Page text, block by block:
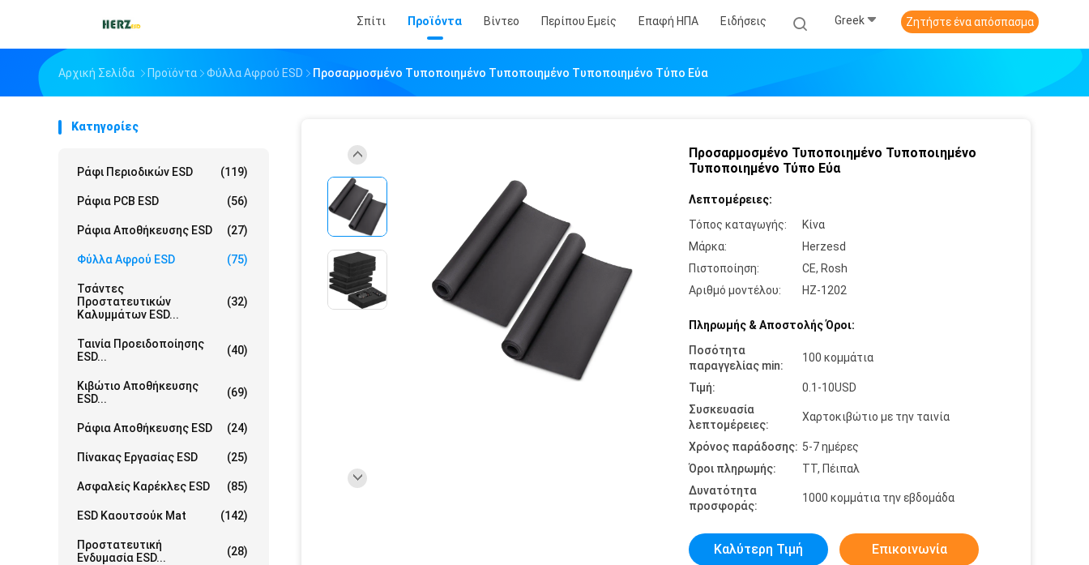
Σπίτι Προϊόντα Βίντεο Περίπου Εμείς Επαφή ΗΠΑ Ειδήσεις Greek Ζητήστε ένα απόσπασμα
Αρχική Σελίδα Προϊόντα Φύλλα Αφρού ESD Προσαρμοσμένο Τυποποιημένο Τυποποιημένο Τυποποιημένο Τύπο Εύα
Κατηγορίες
Ράφι Περιοδικών ESD (119)
Ράφια PCB ESD (56)
Ράφια Αποθήκευσης ESD (27)
Φύλλα Αφρού ESD (75)
Τσάντες
Προστατευτικών
Καλυμμάτων ESD...
(32)
Ταινία Προειδοποίησης
ESD...
(40)
Κιβώτιο Αποθήκευσης
ESD...
(69)
Ράφια Αποθήκευσης ESD (24)
Πίνακας Εργασίας ESD (25)
Ασφαλείς Καρέκλες ESD (85)
ESD Καουτσούκ Mat (142)
Προστατευτική
Ενδυμασία ESD...
(28)
Προσαρμοσμένο Τυποποιημένο Τυποποιημένο
Τυποποιημένο Τύπο Εύα
Λεπτομέρειες:
Τόπος καταγωγής:
Κίνα
Μάρκα:
Herzesd
Πιστοποίηση:
CE, Rosh
Αριθμό μοντέλου:
HZ-1202
Πληρωμής & Αποστολής Όροι:
Ποσότητα
παραγγελίας min:
100 κομμάτια
Τιμή:
0.1-10USD
Συσκευασία
λεπτομέρειες:
Χαρτοκιβώτιο με την ταινία
Χρόνος παράδοσης: 5-7 ημέρες
Όροι πληρωμής:
ΤΤ, Πέιπαλ
Δυνατότητα
προσφοράς:
1000 κομμάτια την εβδομάδα
Καλύτερη Τιμή Επικοινωνία